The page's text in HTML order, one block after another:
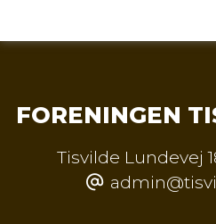
FORENINGEN
Tisvilde Lundevej